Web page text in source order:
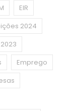
EIR
2024
Emprego